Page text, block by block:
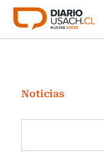
Click acá para ir
Investigación
Cultura
Programas
Noticias